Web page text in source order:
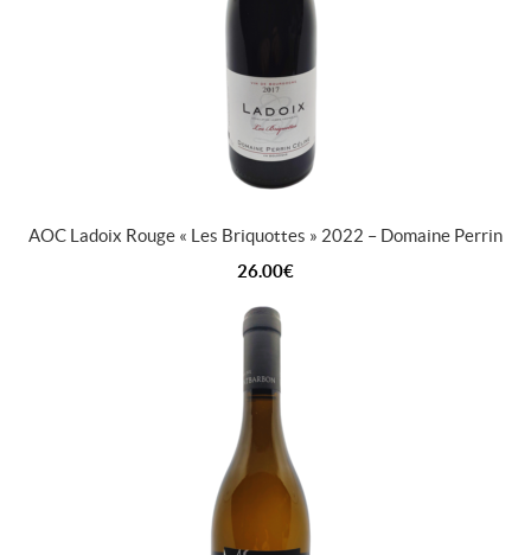
AOC Ladoix Rouge « Les Briquottes » 2022 – Domaine Perrin
26.00€